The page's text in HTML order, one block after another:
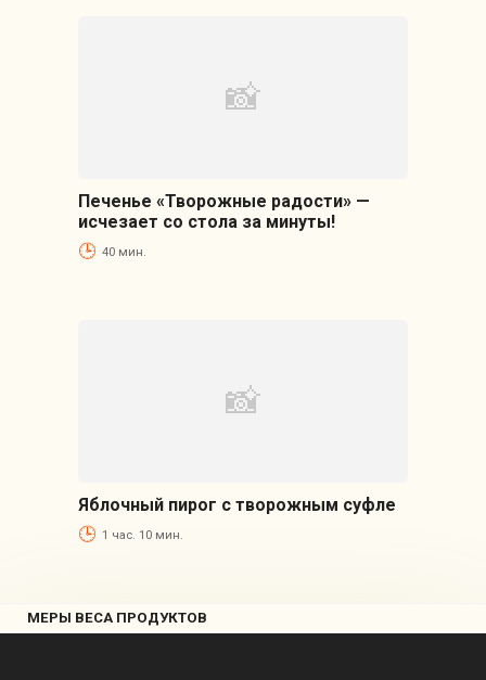
Печенье «Творожные радости» —
исчезает со стола за минуты!
40 мин.
Яблочный пирог с творожным суфле
1 час. 10 мин.
МЕРЫ ВЕСА ПРОДУКТОВ